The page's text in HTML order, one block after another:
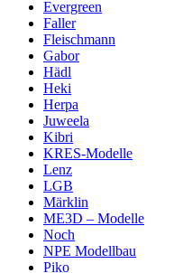
Evergreen
Faller
Fleischmann
Gabor
Hädl
Heki
Herpa
Juweela
Kibri
KRES-Modelle
Lenz
LGB
Märklin
ME3D – Modelle
Noch
NPE Modellbau
Piko